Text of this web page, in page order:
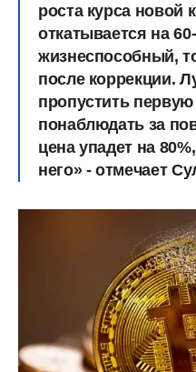
роста курса новой
откатывается на
жизнеспособный,
после коррекции.
пропустить
понаблюдать за
цена упадет на
него» - отмечает